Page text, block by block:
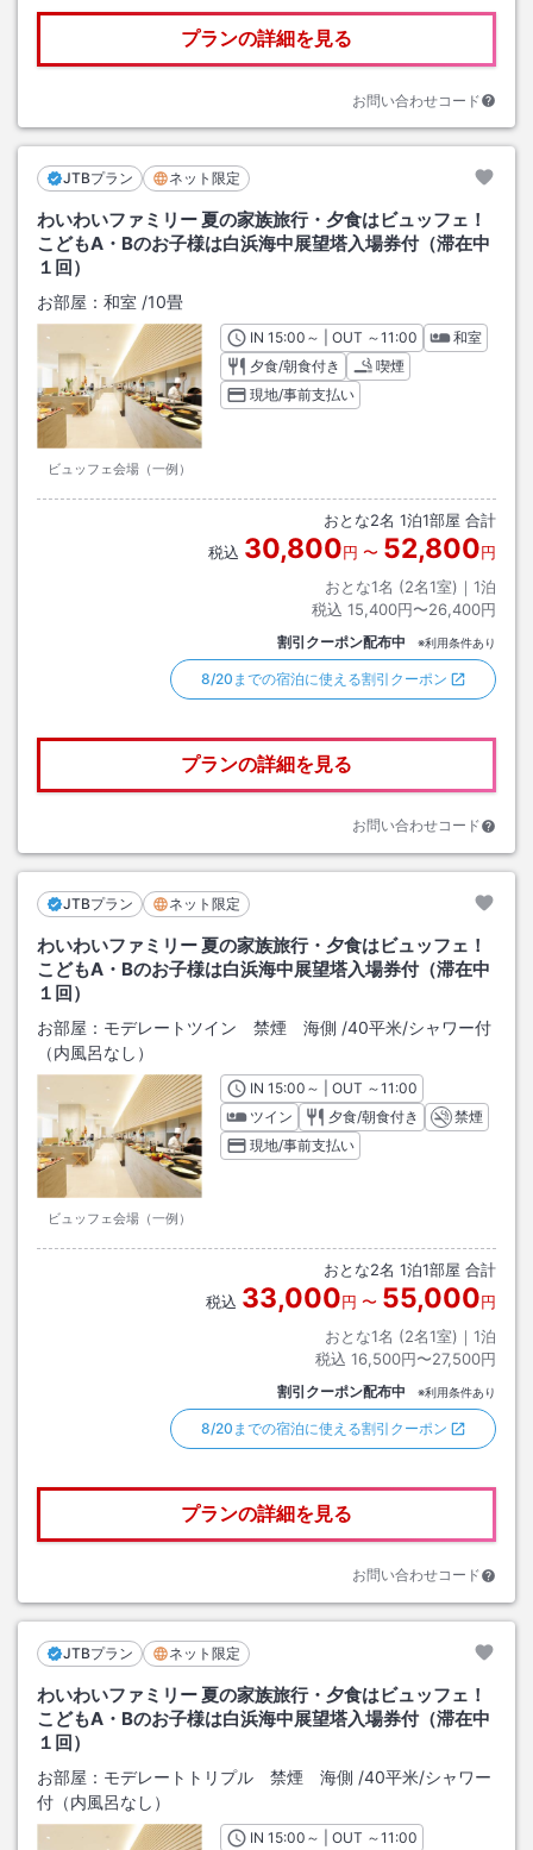
プランの詳細を見る
お問い合わせコード
JTBプラン ネット限定
わいわいファミリー 夏の家族旅行・夕食はビュッフェ！
こどもA・Bのお子様は白浜海中展望塔入場券付（滞在中
１回）
お部屋： 和室 /10畳
ビュッフェ会場（一例）
INチェックイン
15:00 ～ | OUT チェックアウト
～11:00
和室
夕食/朝食付き
喫煙
現地/事前支払い
おとな2名 1泊1部屋 合計
税込 30,800円 〜 52,800円
おとな1名 (2名1室)｜ 1泊
税込 15,400円〜26,400円
割引クーポン配布中 ※利用条件あり
8/20までの宿泊に使える割引クーポン
プランの詳細を見る
お問い合わせコード
JTBプラン ネット限定
わいわいファミリー 夏の家族旅行・夕食はビュッフェ！
こどもA・Bのお子様は白浜海中展望塔入場券付（滞在中
１回）
お部屋： モデレートツイン 禁煙 海側 /40平米/シャワー付
（内風呂なし）
ビュッフェ会場（一例）
INチェックイン
15:00 ～ | OUT チェックアウト
～11:00
ツイン
夕食/朝食付き
禁煙
現地/事前支払い
おとな2名 1泊1部屋 合計
税込 33,000円 〜 55,000円
おとな1名 (2名1室)｜ 1泊
税込 16,500円〜27,500円
割引クーポン配布中 ※利用条件あり
8/20までの宿泊に使える割引クーポン
プランの詳細を見る
お問い合わせコード
JTBプラン ネット限定
わいわいファミリー 夏の家族旅行・夕食はビュッフェ！
こどもA・Bのお子様は白浜海中展望塔入場券付（滞在中
１回）
お部屋： モデレートトリプル 禁煙 海側 /40平米/シャワー
付（内風呂なし）
INチェックイン
15:00 ～ | OUT チェックアウト
～11:00